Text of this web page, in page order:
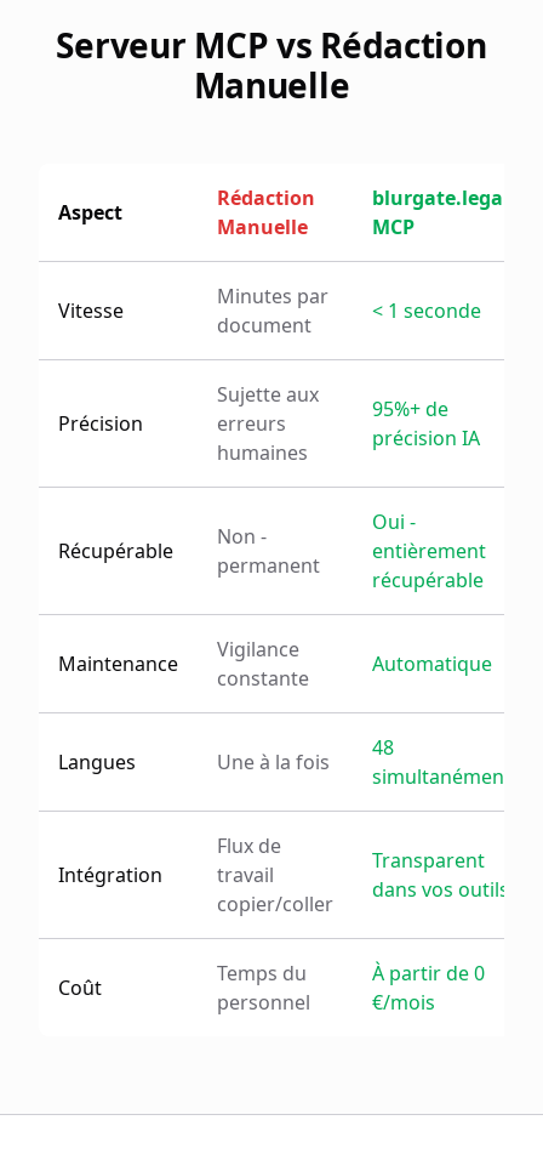
Serveur MCP vs Rédaction
Manuelle
Aspect
Rédaction
Manuelle
blurgate.legal
MCP
Vitesse
Minutes par
document
< 1 seconde
Précision
Sujette aux
erreurs
humaines
95%+ de
précision IA
Récupérable
Non -
permanent
Oui -
entièrement
récupérable
Maintenance
Vigilance
constante
Automatique
Langues Une à la fois
48
simultanément
Intégration
Flux de
travail
copier/coller
Transparent
dans vos outils
Coût
Temps du
personnel
À partir de 0
€/mois